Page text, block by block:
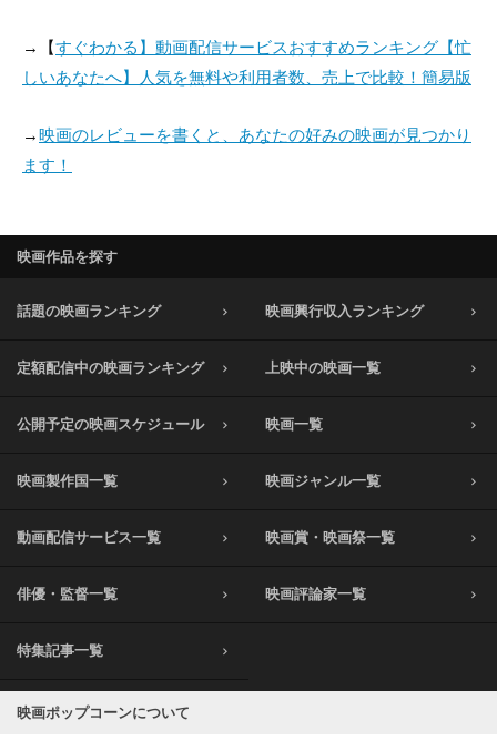
→【すぐわかる】動画配信サービスおすすめランキング【忙
しいあなたへ】人気を無料や利用者数、売上で比較！簡易版
→映画のレビューを書くと、あなたの好みの映画が見つかり
ます！
映画作品を探す
話題の映画ランキング 映画興行収入ランキング
定額配信中の映画ランキング 上映中の映画一覧
公開予定の映画スケジュール 映画一覧
映画製作国一覧 映画ジャンル一覧
動画配信サービス一覧 映画賞・映画祭一覧
俳優・監督一覧 映画評論家一覧
特集記事一覧
映画ポップコーンについて